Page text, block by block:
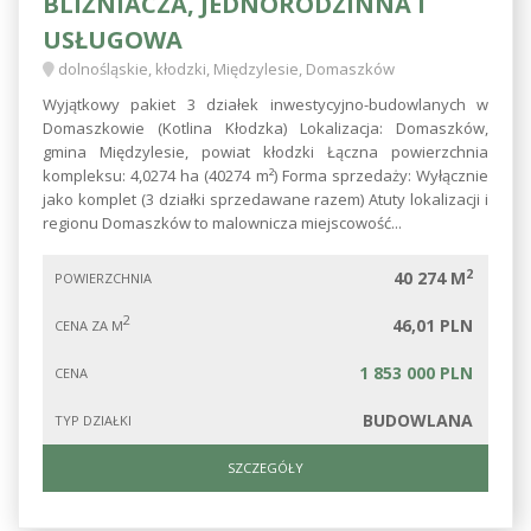
USŁUGOWA
dolnośląskie, kłodzki, Międzylesie, Domaszków
Wyjątkowy pakiet 3 działek inwestycyjno-budowlanych w
Domaszkowie (Kotlina Kłodzka) Lokalizacja: Domaszków,
gmina Międzylesie, powiat kłodzki Łączna powierzchnia
kompleksu: 4,0274 ha (40274 m²) Forma sprzedaży: Wyłącznie
jako komplet (3 działki sprzedawane razem) Atuty lokalizacji i
regionu Domaszków to malownicza miejscowość...
POWIERZCHNIA 40 274 M2
CENA ZA M2 46,01 PLN
CENA 1 853 000 PLN
TYP DZIAŁKI BUDOWLANA
SZCZEGÓŁY